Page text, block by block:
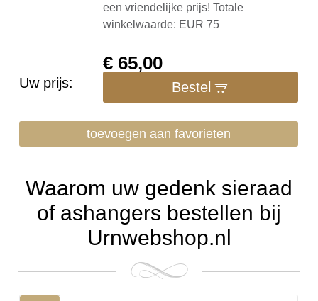
een vriendelijke prijs! Totale
winkelwaarde: EUR 75
Uw prijs:
€ 65,00
Bestel
toevoegen aan favorieten
Waarom uw gedenk sieraad
of ashangers bestellen bij
Urnwebshop.nl